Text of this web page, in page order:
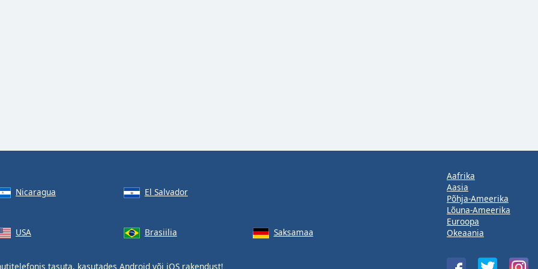
Nicaragua El Salvador
USA Brasiilia Saksamaa
tasuta, kasutades Android või iOS rakendust!
Aafrika
Aasia
Põhja-Ameerika
Lõuna-Ameerika
Euroopa
Okeaania